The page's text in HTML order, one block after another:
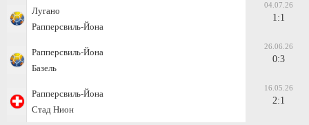
Лугано
Рапперсвиль-Йона
04.07.26
1:1
Рапперсвиль-Йона
Базель
26.06.26
0:3
Рапперсвиль-Йона
Стад Нион
16.05.26
2:1